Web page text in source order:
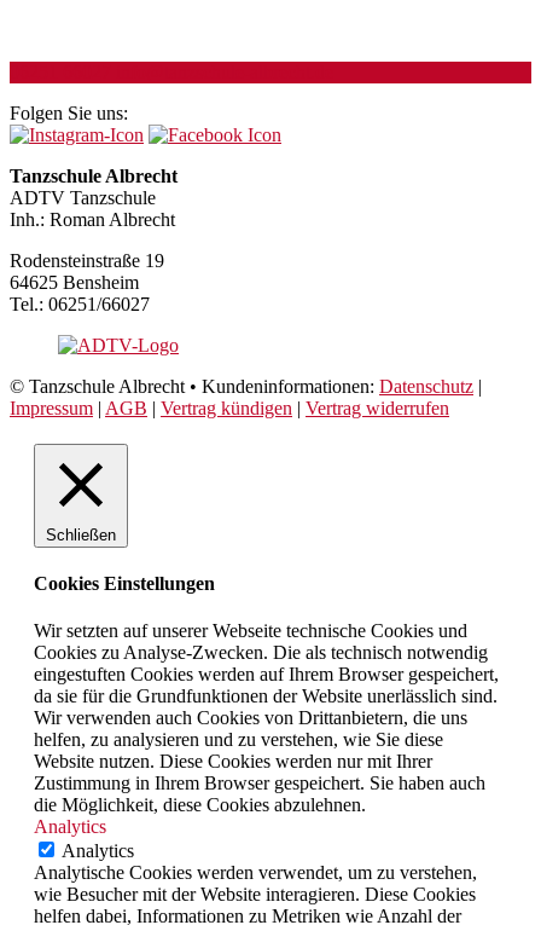
Folgen Sie uns:
Tanzschule Albrecht
ADTV Tanzschule
Inh.: Roman Albrecht
Rodensteinstraße 19
64625 Bensheim
Tel.: 06251/66027
© Tanzschule Albrecht • Kundeninformationen: Datenschutz |
Impressum | AGB | Vertrag kündigen | Vertrag widerrufen
Schließen
Cookies Einstellungen
Wir setzten auf unserer Webseite technische Cookies und
Cookies zu Analyse-Zwecken. Die als technisch notwendig
eingestuften Cookies werden auf Ihrem Browser gespeichert,
da sie für die Grundfunktionen der Website unerlässlich sind.
Wir verwenden auch Cookies von Drittanbietern, die uns
helfen, zu analysieren und zu verstehen, wie Sie diese
Website nutzen. Diese Cookies werden nur mit Ihrer
Zustimmung in Ihrem Browser gespeichert. Sie haben auch
die Möglichkeit, diese Cookies abzulehnen.
Analytics
Analytics
Analytische Cookies werden verwendet, um zu verstehen,
wie Besucher mit der Website interagieren. Diese Cookies
helfen dabei, Informationen zu Metriken wie Anzahl der